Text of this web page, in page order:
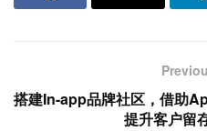
搭建In-app品牌社区，借助
提升客户留